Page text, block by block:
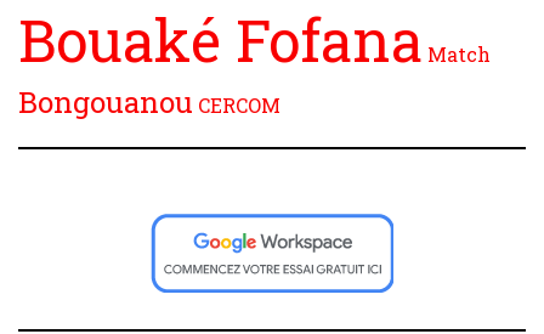
Bouaké Fofana Match
Bongouanou CERCOM